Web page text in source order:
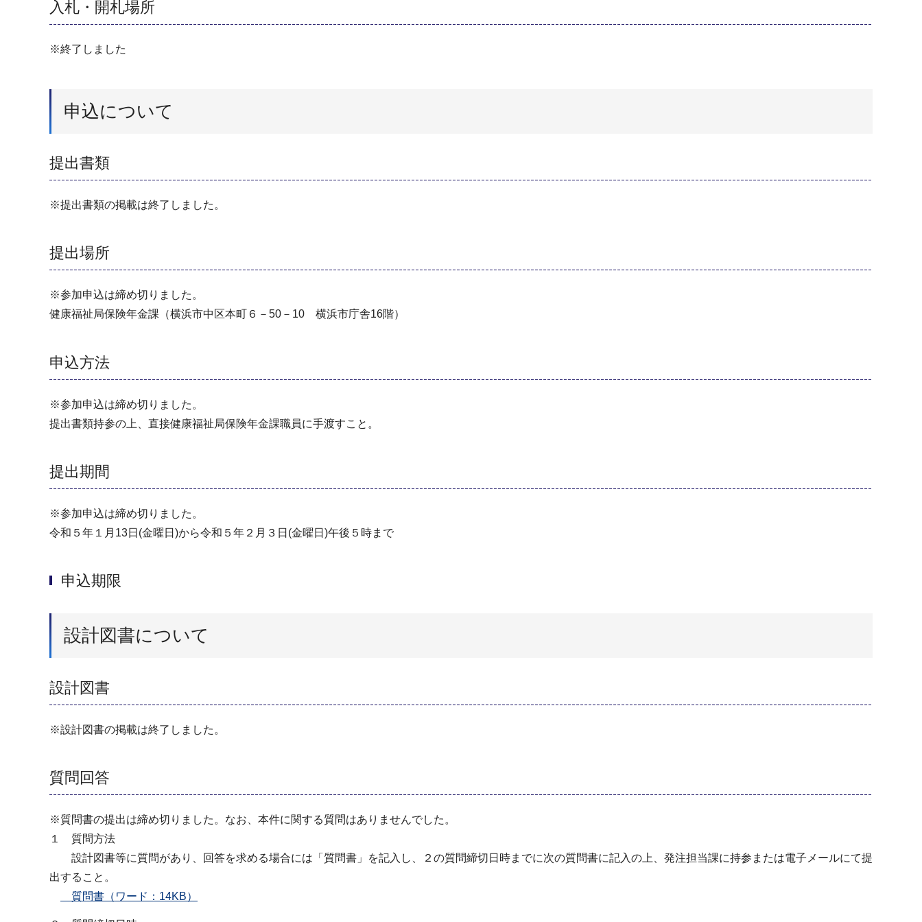
入札・開札場所
※終了しました
申込について
提出書類
※提出書類の掲載は終了しました。
提出場所
※参加申込は締め切りました。
健康福祉局保険年金課（横浜市中区本町６－50－10 横浜市庁舎16階）
申込方法
※参加申込は締め切りました。
提出書類持参の上、直接健康福祉局保険年金課職員に⼿渡すこと。
提出期間
※参加申込は締め切りました。
令和５年１月13日(金曜日)から令和５年２月３日(金曜日)午後５時まで
申込期限
設計図書について
設計図書
※設計図書の掲載は終了しました。
質問回答
※質問書の提出は締め切りました。なお、本件に関する質問はありませんでした。
１ 質問方法
設計図書等に質問があり、回答を求める場合には「質問書」を記入し、２の質問締切日時までに次の質問書に記入の上、発注担当課に持参または電子メールにて提
出すること。
質問書（ワード：14KB）